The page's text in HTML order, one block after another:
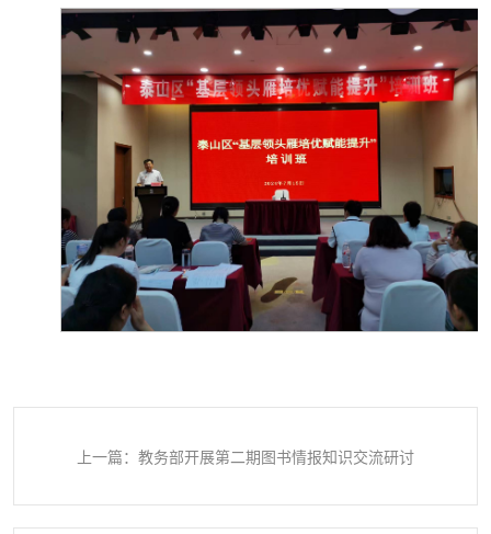
上一篇：教务部开展第二期图书情报知识交流研讨